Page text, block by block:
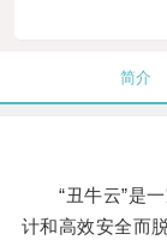
简介
“丑牛云”是一
计和高效安全而